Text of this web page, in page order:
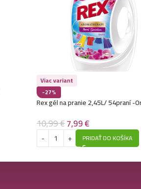
-27%
Viac variant
Rex gél na pranie 2,45L/ 54praní -
10,99€7,99€
PRIDAŤ DO KOŠÍKA